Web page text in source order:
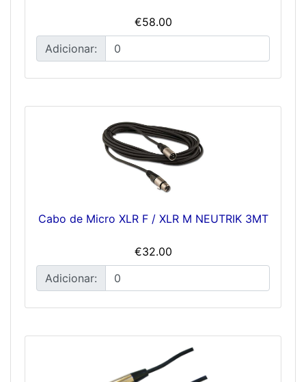
€58.00
Adicionar:
Cabo de Micro XLR F / XLR M NEUTRIK 3MT
€32.00
Adicionar: